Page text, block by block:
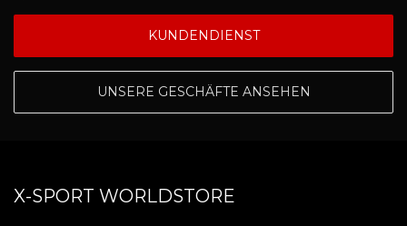
KUNDENDIENST
UNSERE GESCHÄFTE ANSEHEN
X-SPORT WORLDSTORE